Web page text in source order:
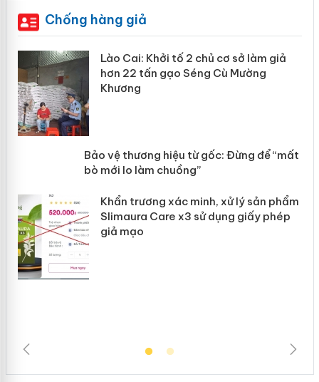
Chống hàng giả
Lào Cai: Khởi tố 2 chủ cơ sở làm giả
hơn 22 tấn gạo Séng Cù Mường
Khương
Bảo vệ thương hiệu từ gốc: Đừng để
“mất bò mới lo làm chuồng”